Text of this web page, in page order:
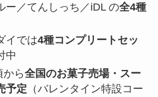
ー／てんしっち／iDL の全4種
イでは4種コンプリートセッ
中
ら全国のお菓子売場・スー
予定 （バレンタイン特設コー